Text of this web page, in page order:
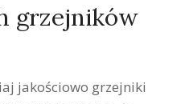
grzejników
jakościowo grzejniki